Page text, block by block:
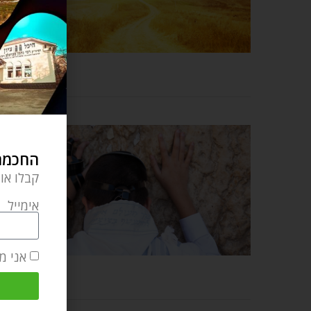
קבלו
אימייל
אני